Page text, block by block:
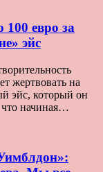
евро за
эйс
жертвовать на
эйс, который он
что начиная…